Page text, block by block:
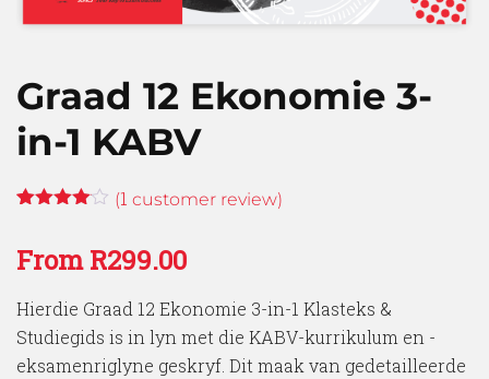
Graad 12 Ekonomie 3-
in-1 KABV
of 5
based
customer
rating
(1 customer review)
FromR299.00
Hierdie Graad 12 Ekonomie 3-in-1 Klasteks &
Studiegids is in lyn met die KABV-kurrikulum en -
eksamenriglyne geskryf. Dit maak van gedetailleerde